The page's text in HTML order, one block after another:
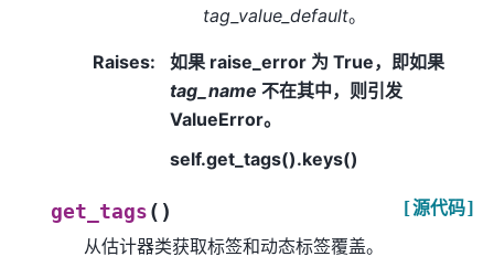
tag_value_default。
Raises:
如果 raise_error 为 True，即如果
tag_name 不在其中，则引发
ValueError。
self.get_tags().keys()
get_tags ( ) [源代码]
从估计器类获取标签和动态标签覆盖。